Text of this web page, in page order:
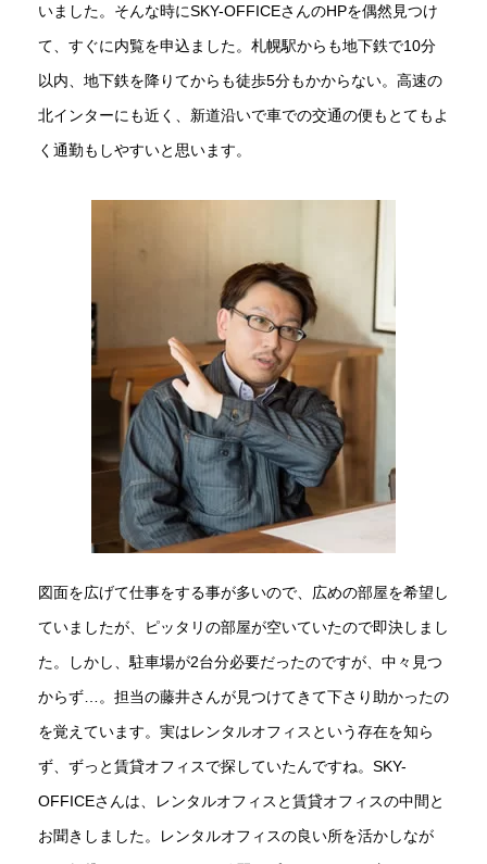
いました。そんな時にSKY-OFFICEさんのHPを偶然見つけ
て、すぐに内覧を申込ました。札幌駅からも地下鉄で10分
以内、地下鉄を降りてからも徒歩5分もかからない。高速の
北インターにも近く、新道沿いで車での交通の便もとてもよ
く通勤もしやすいと思います。
図面を広げて仕事をする事が多いので、広めの部屋を希望し
ていましたが、ピッタリの部屋が空いていたので即決しまし
た。しかし、駐車場が2台分必要だったのですが、中々見つ
からず…。担当の藤井さんが見つけてきて下さり助かったの
を覚えています。実はレンタルオフィスという存在を知ら
ず、ずっと賃貸オフィスで探していたんですね。SKY-
OFFICEさんは、レンタルオフィスと賃貸オフィスの中間と
お聞きしました。レンタルオフィスの良い所を活かしなが